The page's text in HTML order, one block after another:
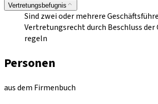
Vertretungsbefugnis
Sind zwei oder mehrere
Vertretungsrecht durch Beschluss der
regeln
Personen
aus dem Firmenbuch